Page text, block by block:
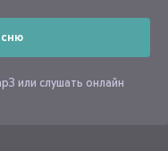
или слушать онлайн